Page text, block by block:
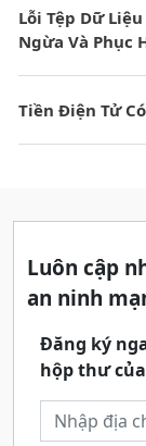
Lỗi Tệp Dữ
Ngừa Và Phục
Tiền Điện Tử
Luôn cập
an ninh
Đăng ký
hộp thư
Địa chỉ email